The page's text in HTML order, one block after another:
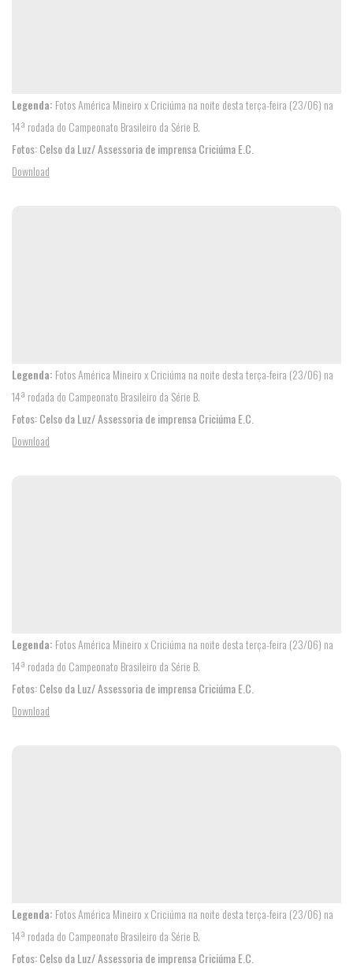
Legenda: Fotos América Mineiro x Criciúma na noite desta terça-feira (23/06) na
14ª rodada do Campeonato Brasileiro da Série B.
Fotos: Celso da Luz/ Assessoria de imprensa Criciúma E.C.
Download
Legenda: Fotos América Mineiro x Criciúma na noite desta terça-feira (23/06) na
14ª rodada do Campeonato Brasileiro da Série B.
Fotos: Celso da Luz/ Assessoria de imprensa Criciúma E.C.
Download
Legenda: Fotos América Mineiro x Criciúma na noite desta terça-feira (23/06) na
14ª rodada do Campeonato Brasileiro da Série B.
Fotos: Celso da Luz/ Assessoria de imprensa Criciúma E.C.
Download
Legenda: Fotos América Mineiro x Criciúma na noite desta terça-feira (23/06) na
14ª rodada do Campeonato Brasileiro da Série B.
Fotos: Celso da Luz/ Assessoria de imprensa Criciúma E.C.